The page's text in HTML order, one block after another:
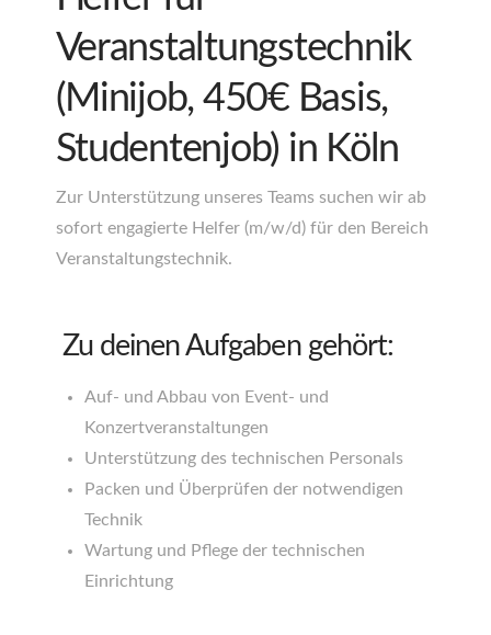
Veranstaltungstechnik
(Minijob, 450€ Basis,
Studentenjob) in Köln
Zur Unterstützung unseres Teams suchen wir ab
sofort engagierte Helfer (m/w/d) für den Bereich
Veranstaltungstechnik.
Zu deinen Aufgaben gehört:
Auf- und Abbau von Event- und
Konzertveranstaltungen
Unterstützung des technischen Personals
Packen und Überprüfen der notwendigen
Technik
Wartung und Pflege der technischen
Einrichtung